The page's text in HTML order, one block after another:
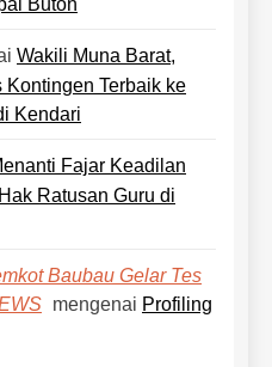
Wakili Muna Barat,
Terbaik ke
Kendari
Fajar Keadilan
Ratusan Guru di
Baubau Gelar Tes
mengenai Profiling